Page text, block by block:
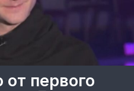
первого